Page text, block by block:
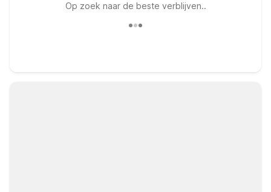
Op zoek naar de beste verblijven..